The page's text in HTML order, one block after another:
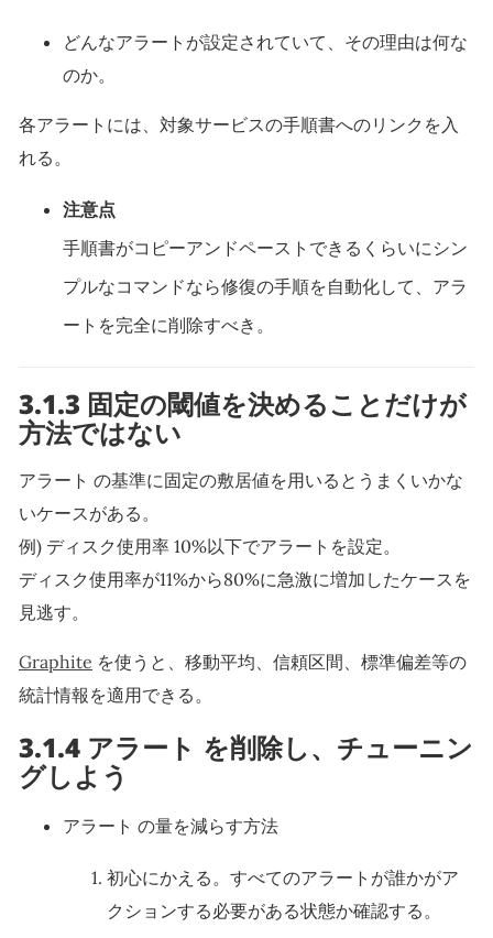
どんなアラートが設定されていて、その理由は何な
のか。
各アラートには、対象サービスの手順書へのリンクを入
れる。
注意点
手順書がコピーアンドペーストできるくらいにシン
プルなコマンドなら修復の手順を自動化して、アラ
ートを完全に削除すべき。
3.1.3 固定の閾値を決めることだけが
方法ではない
アラート の基準に固定の敷居値を用いるとうまくいかな
いケースがある。
例) ディスク使用率 10%以下でアラートを設定。
ディスク使用率が11%から80%に急激に増加したケースを
見逃す。
Graphite を使うと、移動平均、信頼区間、標準偏差等の
統計情報を適用できる。
3.1.4 アラート を削除し、チューニン
グしよう
アラート の量を減らす方法
初心にかえる。すべてのアラートが誰かがア
クションする必要がある状態か確認する。